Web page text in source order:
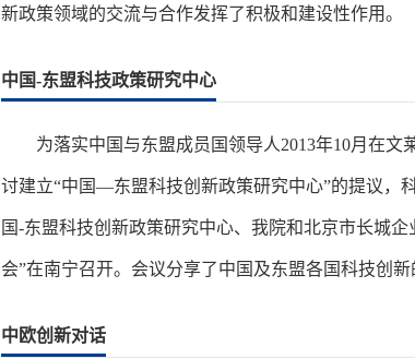
新政策领域的交流与合作发挥了积极和建设性作用。
中国-东盟科技政策研究中心
为落实中国与东盟成员国领导人2013年10月在
讨建立“中国—东盟科技创新政策研究中心”的提议，
国-东盟科技创新政策研究中心、我院和北京市长城
会”在南宁召开。会议分享了中国及东盟各国科技创
中欧创新对话